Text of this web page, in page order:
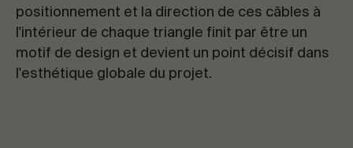
positionnement et la direction de ces câbles à
l'intérieur de chaque triangle finit par être un
motif de design et devient un point décisif dans
l'esthétique globale du projet.